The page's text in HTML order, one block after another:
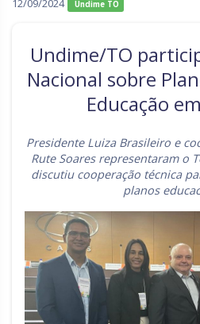
Paraíba
Piauí
Rondônia
Rio Grande do Sul
Santa Catarina
Tocantins
12/09/2024 Undime TO
Undime/TO
Nacional sobre
Educação
Presidente Luiza Brasileiro e
Rute Soares representaram o
discutiu cooperação técnica
planos